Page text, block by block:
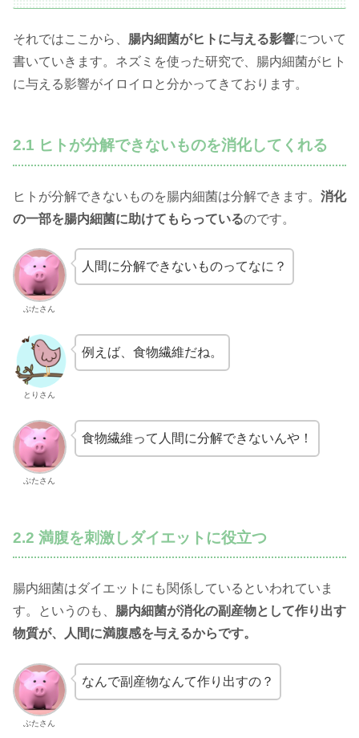
それではここから、 腸内細菌がヒトに与える影響について
書いていきます。ネズミを使った研究で、腸内細菌がヒト
に与える影響がイロイロと分かってきております。
2.1 ヒトが分解できないものを消化してくれる
ヒトが分解できないものを腸内細菌は分解できます。 消化
の一部を腸内細菌に助けてもらっているのです。
ぶたさん
人間に分解できないものってなに？
とりさん
例えば、食物繊維だね。
ぶたさん
食物繊維って人間に分解できないんや！
2.2 満腹を刺激しダイエットに役立つ
腸内細菌はダイエットにも関係しているといわれていま
す。というのも、 腸内細菌が消化の副産物として作り出す
物質が、人間に満腹感を与えるからです。
ぶたさん
なんで副産物なんて作り出すの？